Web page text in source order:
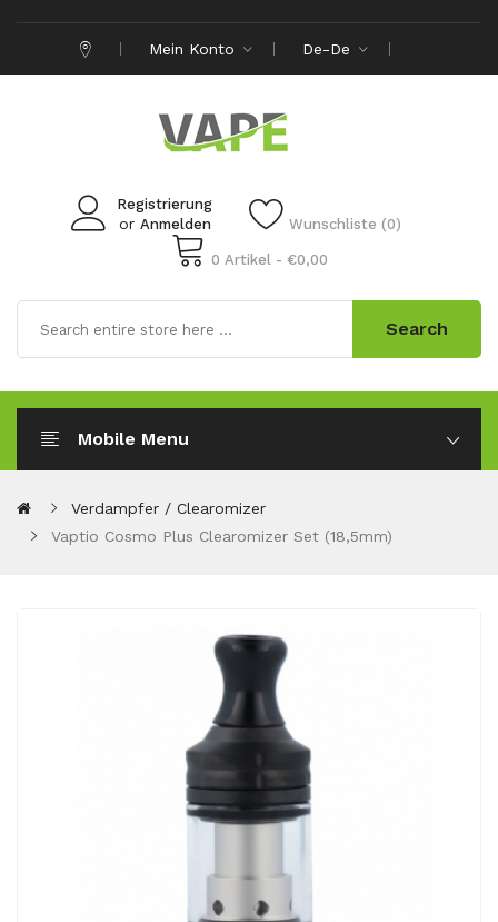
Mein Konto De-De
Registrierung
or Anmelden Wunschliste (0)
0 Artikel - €0,00
Search
Mobile Menu
Verdampfer / Clearomizer
Vaptio Cosmo Plus Clearomizer Set (18,5mm)